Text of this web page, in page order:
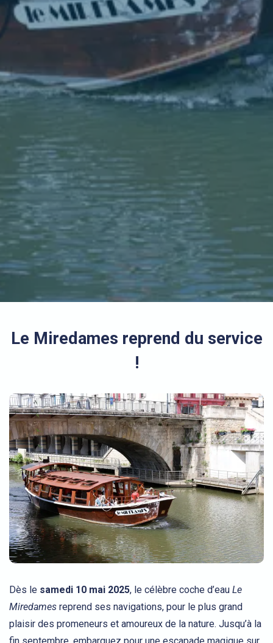
Le Miredames reprend du service
!
Dès le samedi 10 mai 2025, le célèbre coche d’eau Le
Miredames reprend ses navigations, pour le plus grand
plaisir des promeneurs et amoureux de la nature. Jusqu’à la
fin septembre, embarquez pour une escapade magique sur